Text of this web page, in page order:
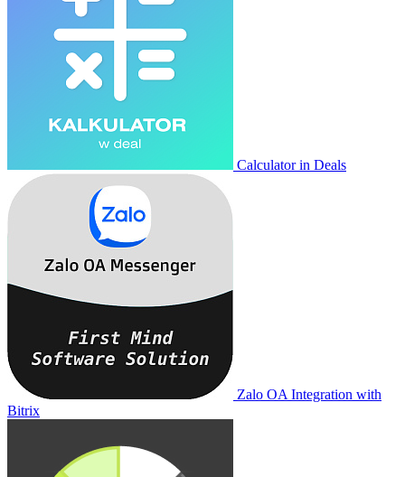
Calculator in Deals
Zalo OA Integration with
Bitrix